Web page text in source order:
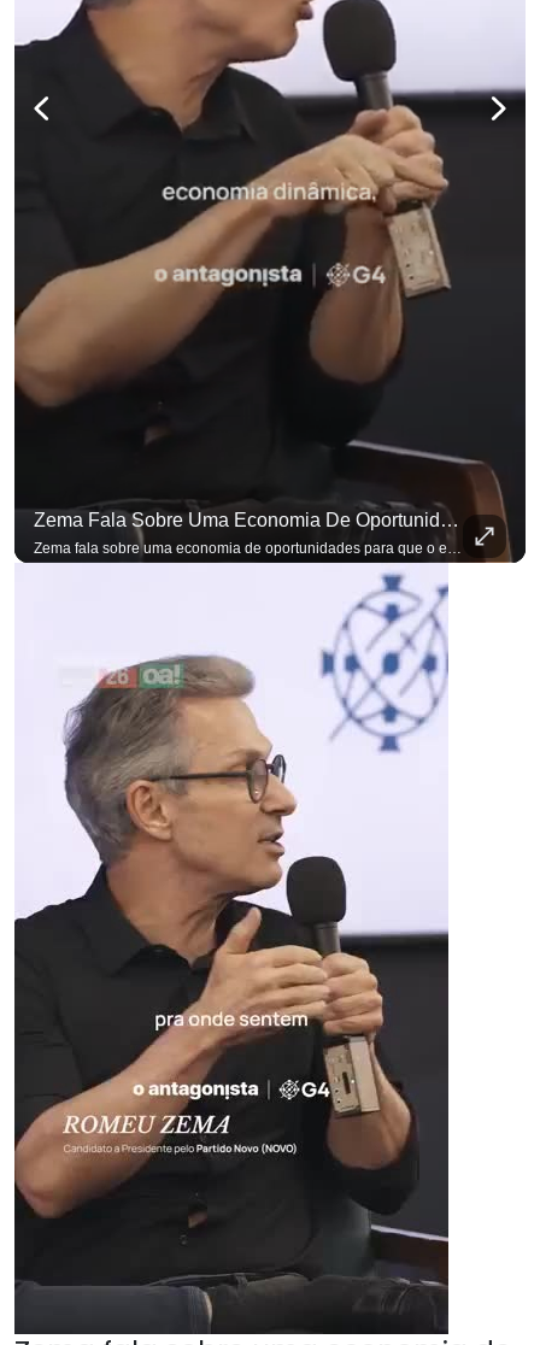
Zema Fala Sobre Uma Economia De Oportunidades Para O Empresário
para não perder nenhuma atualização! Ouça O Antagonista nos principais